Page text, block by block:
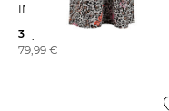
IMAGE V-NECK
39,99 €
79,99 €